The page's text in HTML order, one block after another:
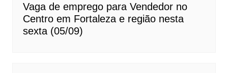
Vaga de emprego para Vendedor no
Centro em Fortaleza e região nesta
sexta (05/09)